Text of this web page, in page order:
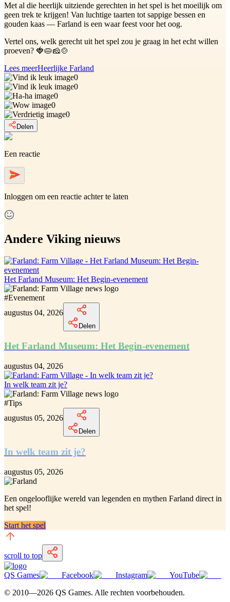
Met al die heerlijk uitziende gerechten in het spel is het moeilijk om
geen trek te krijgen! Van luchtige taarten tot sappige bessen en
gouden kaas — Farland is een waar feest voor het oog.
Vertel ons, welk gerecht uit het spel zou je graag in het echt willen
proeven? 🍓🥧🧀🍲
Lees meerHeerlijke Farland
0
0
0
0
0
Delen
Een reactie
Inloggen om een reactie achter te laten
Andere Viking nieuws
Het Farland Museum: Het Begin-evenement
#Evenement
augustus 04, 2026
Delen
Het Farland Museum: Het Begin-evenement
augustus 04, 2026
In welk team zit je?
#Tips
augustus 05, 2026
Delen
In welk team zit je?
augustus 05, 2026
Een ongelooflijke wereld van legenden en mythen Farland direct in
het spel!
Start het spel
scroll to top
QS Games Facebook Instagram
YouTube
© 2010—2026 QS Games. Alle rechten voorbehouden.